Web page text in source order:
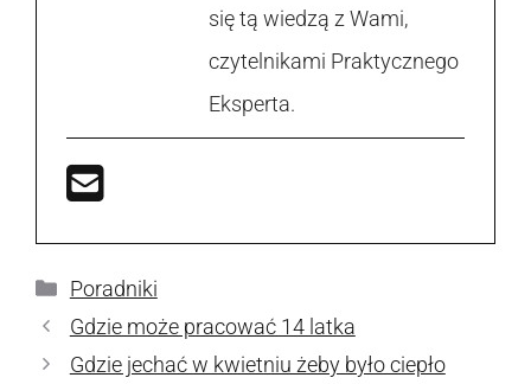
się tą wiedzą z Wami,
czytelnikami Praktycznego
Eksperta.
Kategorie
Poradniki
Gdzie może pracować 14 latka
Gdzie jechać w kwietniu żeby było ciepło